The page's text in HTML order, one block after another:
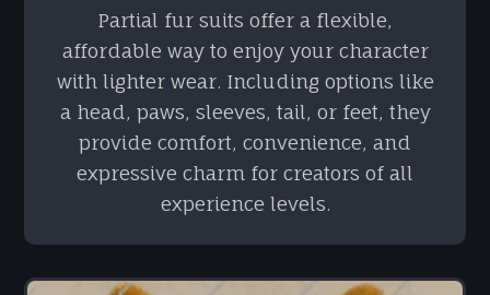
Partial fur suits offer a flexible,
affordable way to enjoy your character
with lighter wear. Including options like
a head, paws, sleeves, tail, or feet, they
provide comfort, convenience, and
expressive charm for creators of all
experience levels.